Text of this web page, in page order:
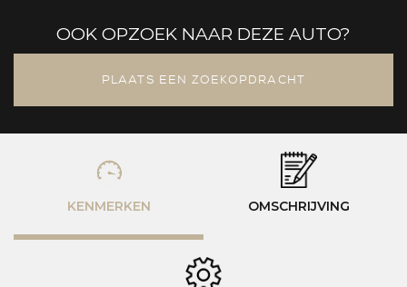
OOK OPZOEK NAAR DEZE AUTO?
PLAATS EEN ZOEKOPDRACHT
KENMERKEN OMSCHRIJVING